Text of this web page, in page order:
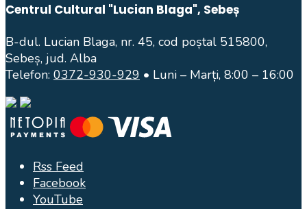
Centrul Cultural "Lucian Blaga", Sebeș
B-dul. Lucian Blaga, nr. 45, cod poștal 515800,
Sebeș, jud. Alba
Telefon: 0372-930-929 • Luni – Marți, 8:00 – 16:00
Rss Feed
Facebook
YouTube